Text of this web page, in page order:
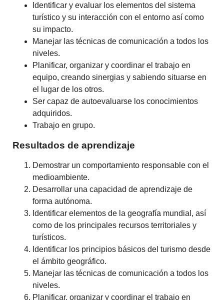
Identificar y evaluar los elementos del sistema
turístico y su interacción con el entorno así como
su impacto.
Manejar las técnicas de comunicación a todos los
niveles.
Planificar, organizar y coordinar el trabajo en
equipo, creando sinergias y sabiendo situarse en
el lugar de los otros.
Ser capaz de autoevaluarse los conocimientos
adquiridos.
Trabajo en grupo.
Resultados de aprendizaje
Demostrar un comportamiento responsable con el
medioambiente.
Desarrollar una capacidad de aprendizaje de
forma autónoma.
Identificar elementos de la geografía mundial, así
como de los principales recursos territoriales y
turísticos.
Identificar los principios básicos del turismo desde
el ámbito geográfico.
Manejar las técnicas de comunicación a todos los
niveles.
Planificar, organizar y coordinar el trabajo en